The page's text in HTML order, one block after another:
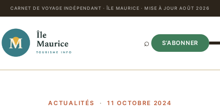
CARNET DE VOYAGE INDÉPENDANT · ÎLE MAURICE · MISE À JOUR AOÛT 2026
⌕ S’ABONNER
ACTUALITÉS · 11 OCTOBRE 2024